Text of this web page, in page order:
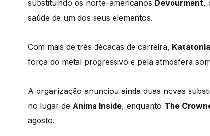
substituindo os norte-americanos Devourment,
saúde de um dos seus elementos.
Com mais de três décadas de carreira, Katatonia
força do metal progressivo e pela atmosfera
A organização anunciou ainda duas novas
no lugar de Anima Inside, enquanto The
agosto.